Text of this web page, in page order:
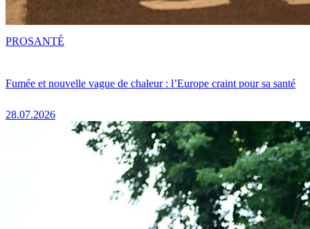
Fumée et nouvelle vague de chaleur : l’Europe craint pour sa santé
28.07.2026
PROSANTÉ